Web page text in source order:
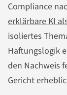
Compliance
erklärbare KI
isoliertes
Haftungslogik
den Nachweis
Gericht